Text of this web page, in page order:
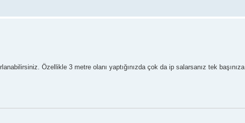
Özellikle 3 metre olanı yaptığınızda çok da ip salarsanız tek başınıza